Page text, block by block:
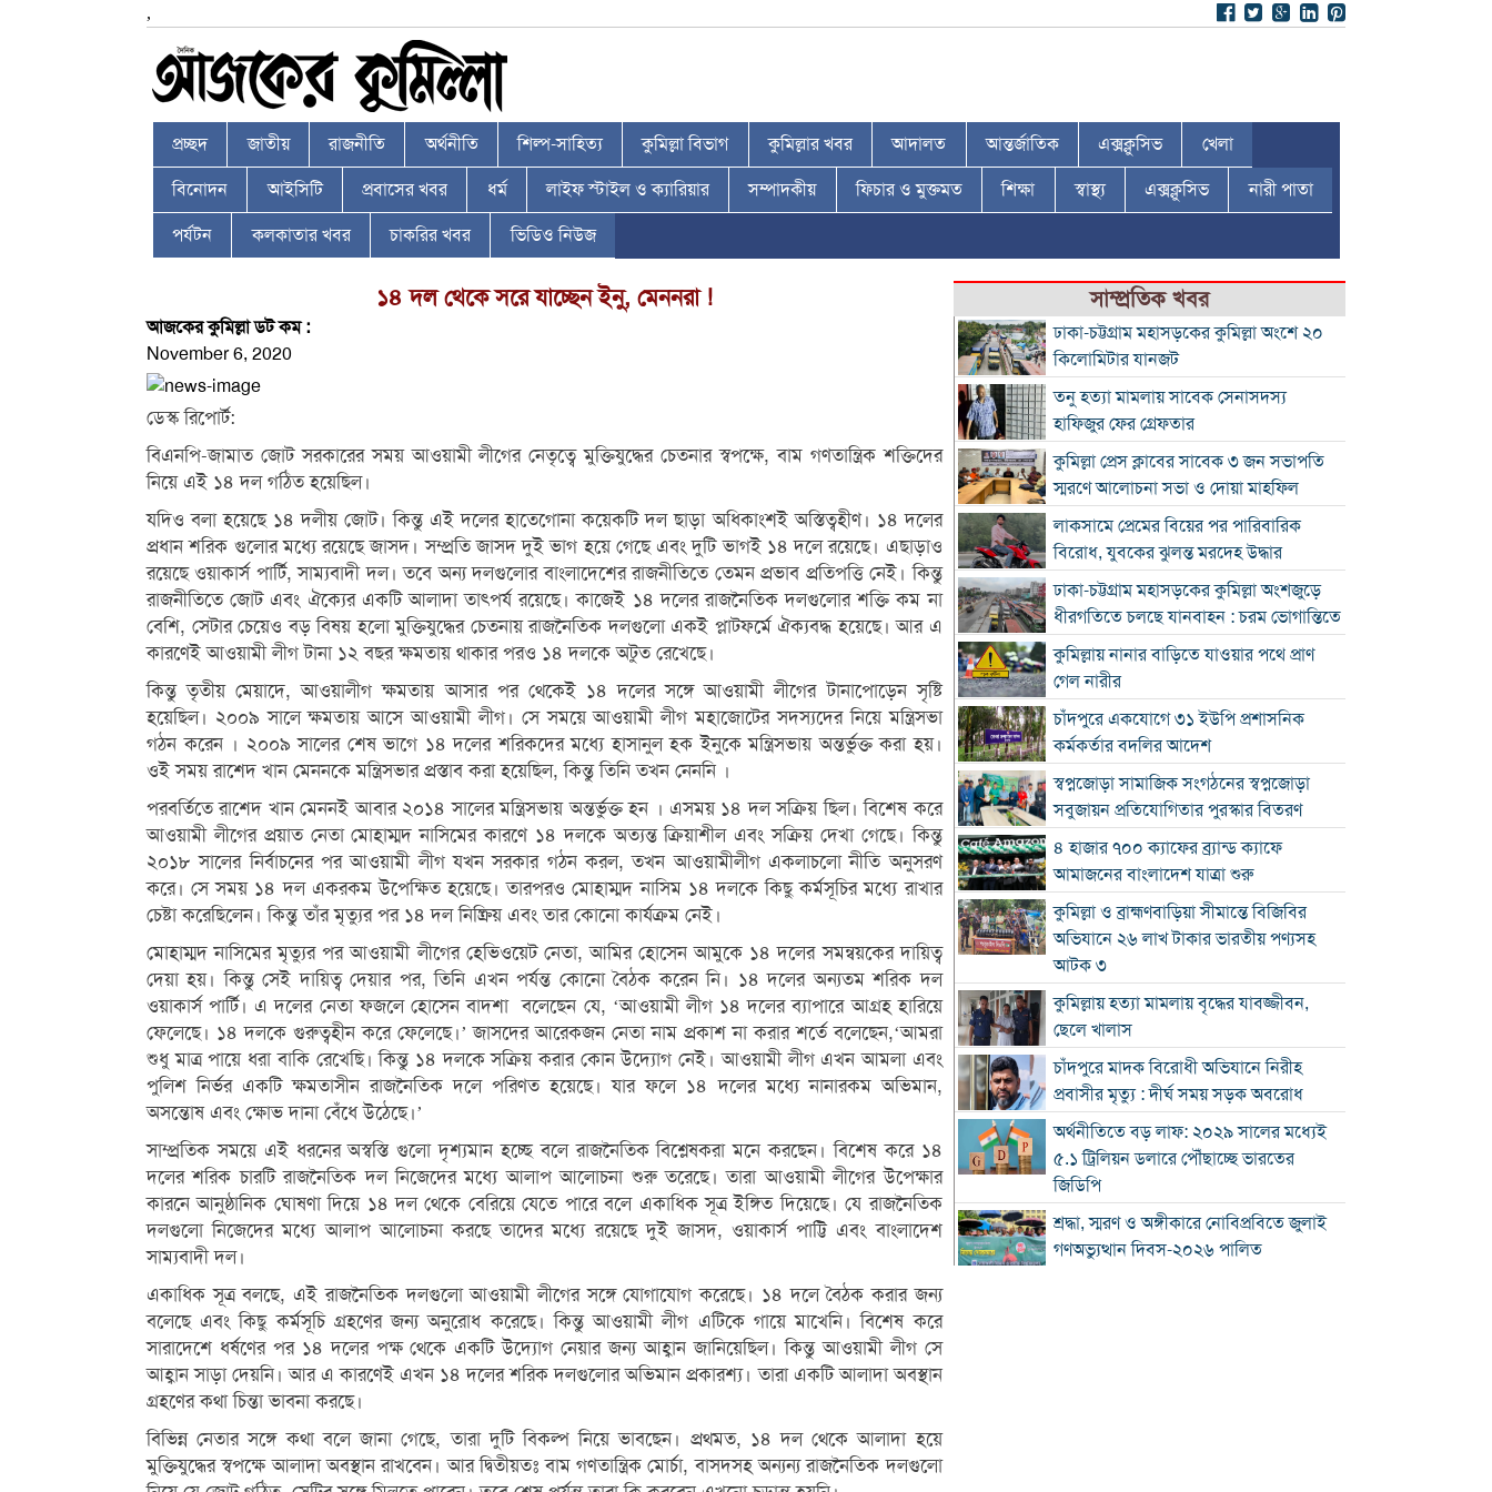
,
প্রচ্ছদ জাতীয় রাজনীতি অর্থনীতি শিল্প-সাহিত্য কুমিল্লা বিভাগ কুমিল্লার খবর আদালত আন্তর্জাতিক এক্সক্লুসিভ খেলা
বিনোদন আইসিটি প্রবাসের খবর ধর্ম লাইফ স্টাইল ও ক্যারিয়ার সম্পাদকীয় ফিচার ও মুক্তমত শিক্ষা স্বাস্থ্য এক্সক্লুসিভ নারী পাতা
পর্যটন কলকাতার খবর চাকরির খবর ভিডিও নিউজ
১৪ দল থেকে সরে যাচ্ছেন ইনু, মেননরা !
আজকের কুমিল্লা ডট কম :
November 6, 2020
ডেস্ক রিপোর্ট:
বিএনপি-জামাত জোট সরকারের সময় আওয়ামী লীগের নেতৃত্বে মুক্তিযুদ্ধের চেতনার স্বপক্ষে, বাম গণতান্ত্রিক শক্তিদের
নিয়ে এই ১৪ দল গঠিত হয়েছিল।
যদিও বলা হয়েছে ১৪ দলীয় জোট। কিন্তু এই দলের হাতেগোনা কয়েকটি দল ছাড়া অধিকাংশই অস্তিত্বহীণ। ১৪ দলের
প্রধান শরিক গুলোর মধ্যে রয়েছে জাসদ। সম্প্রতি জাসদ দুই ভাগ হয়ে গেছে এবং দুটি ভাগই ১৪ দলে রয়েছে। এছাড়াও
রয়েছে ওয়াকার্স পার্টি, সাম্যবাদী দল। তবে অন্য দলগুলোর বাংলাদেশের রাজনীতিতে তেমন প্রভাব প্রতিপত্তি নেই। কিন্তু
রাজনীতিতে জোট এবং ঐক্যের একটি আলাদা তাৎপর্য রয়েছে। কাজেই ১৪ দলের রাজনৈতিক দলগুলোর শক্তি কম না
বেশি, সেটার চেয়েও বড় বিষয় হলো মুক্তিযুদ্ধের চেতনায় রাজনৈতিক দলগুলো একই প্লাটফর্মে ঐক্যবদ্ধ হয়েছে। আর এ
কারণেই আওয়ামী লীগ টানা ১২ বছর ক্ষমতায় থাকার পরও ১৪ দলকে অটুত রেখেছে।
কিন্তু তৃতীয় মেয়াদে, আওয়ালীগ ক্ষমতায় আসার পর থেকেই ১৪ দলের সঙ্গে আওয়ামী লীগের টানাপোড়েন সৃষ্টি
হয়েছিল। ২০০৯ সালে ক্ষমতায় আসে আওয়ামী লীগ। সে সময়ে আওয়ামী লীগ মহাজোটের সদস্যদের নিয়ে মন্ত্রিসভা
গঠন করেন । ২০০৯ সালের শেষ ভাগে ১৪ দলের শরিকদের মধ্যে হাসানুল হক ইনুকে মন্ত্রিসভায় অন্তর্ভুক্ত করা হয়।
ওই সময় রাশেদ খান মেননকে মন্ত্রিসভার প্রস্তাব করা হয়েছিল, কিন্তু তিনি তখন নেননি ।
পরবর্তিতে রাশেদ খান মেননই আবার ২০১৪ সালের মন্ত্রিসভায় অন্তর্ভুক্ত হন । এসময় ১৪ দল সক্রিয় ছিল। বিশেষ করে
আওয়ামী লীগের প্রয়াত নেতা মোহাম্মদ নাসিমের কারণে ১৪ দলকে অত্যন্ত ক্রিয়াশীল এবং সক্রিয় দেখা গেছে। কিন্তু
২০১৮ সালের নির্বাচনের পর আওয়ামী লীগ যখন সরকার গঠন করল, তখন আওয়ামীলীগ একলাচলো নীতি অনুসরণ
করে। সে সময় ১৪ দল একরকম উপেক্ষিত হয়েছে। তারপরও মোহাম্মদ নাসিম ১৪ দলকে কিছু কর্মসূচির মধ্যে রাখার
চেষ্টা করেছিলেন। কিন্তু তাঁর মৃত্যুর পর ১৪ দল নিষ্ক্রিয় এবং তার কোনো কার্যক্রম নেই।
মোহাম্মদ নাসিমের মৃত্যুর পর আওয়ামী লীগের হেভিওয়েট নেতা, আমির হোসেন আমুকে ১৪ দলের সমন্বয়কের দায়িত্ব
দেয়া হয়। কিন্তু সেই দায়িত্ব দেয়ার পর, তিনি এখন পর্যন্ত কোনো বৈঠক করেন নি। ১৪ দলের অন্যতম শরিক দল
ওয়াকার্স পার্টি। এ দলের নেতা ফজলে হোসেন বাদশা বলেছেন যে, ‘আওয়ামী লীগ ১৪ দলের ব্যাপারে আগ্রহ হারিয়ে
ফেলেছে। ১৪ দলকে গুরুত্বহীন করে ফেলেছে।’ জাসদের আরেকজন নেতা নাম প্রকাশ না করার শর্তে বলেছেন,‘আমরা
শুধু মাত্র পায়ে ধরা বাকি রেখেছি। কিন্তু ১৪ দলকে সক্রিয় করার কোন উদ্যোগ নেই। আওয়ামী লীগ এখন আমলা এবং
পুলিশ নির্ভর একটি ক্ষমতাসীন রাজনৈতিক দলে পরিণত হয়েছে। যার ফলে ১৪ দলের মধ্যে নানারকম অভিমান,
অসন্তোষ এবং ক্ষোভ দানা বেঁধে উঠেছে।’
সাম্প্রতিক সময়ে এই ধরনের অস্বস্তি গুলো দৃশ্যমান হচ্ছে বলে রাজনৈতিক বিশ্লেষকরা মনে করছেন। বিশেষ করে ১৪
দলের শরিক চারটি রাজনৈতিক দল নিজেদের মধ্যে আলাপ আলোচনা শুরু তরেছে। তারা আওয়ামী লীগের উপেক্ষার
কারনে আনুষ্ঠানিক ঘোষণা দিয়ে ১৪ দল থেকে বেরিয়ে যেতে পারে বলে একাধিক সূত্র ইঙ্গিত দিয়েছে। যে রাজনৈতিক
দলগুলো নিজেদের মধ্যে আলাপ আলোচনা করছে তাদের মধ্যে রয়েছে দুই জাসদ, ওয়াকার্স পাট্টি এবং বাংলাদেশ
সাম্যবাদী দল।
একাধিক সূত্র বলছে, এই রাজনৈতিক দলগুলো আওয়ামী লীগের সঙ্গে যোগাযোগ করেছে। ১৪ দলে বৈঠক করার জন্য
বলেছে এবং কিছু কর্মসূচি গ্রহণের জন্য অনুরোধ করেছে। কিন্তু আওয়ামী লীগ এটিকে গায়ে মাখেনি। বিশেষ করে
সারাদেশে ধর্ষণের পর ১৪ দলের পক্ষ থেকে একটি উদ্যোগ নেয়ার জন্য আহ্বান জানিয়েছিল। কিন্তু আওয়ামী লীগ সে
আহ্বান সাড়া দেয়নি। আর এ কারণেই এখন ১৪ দলের শরিক দলগুলোর অভিমান প্রকারশ্য। তারা একটি আলাদা অবস্থান
গ্রহণের কথা চিন্তা ভাবনা করছে।
বিভিন্ন নেতার সঙ্গে কথা বলে জানা গেছে, তারা দুটি বিকল্প নিয়ে ভাবছেন। প্রথমত, ১৪ দল থেকে আলাদা হয়ে
মুক্তিযুদ্ধের স্বপক্ষে আলাদা অবস্থান রাখবেন। আর দ্বিতীয়তঃ বাম গণতান্ত্রিক মোর্চা, বাসদসহ অন্যন্য রাজনৈতিক দলগুলো
সাম্প্রতিক খবর
ঢাকা-চট্টগ্রাম মহাসড়কের কুমিল্লা অংশে ২০
কিলোমিটার যানজট
তনু হত্যা মামলায় সাবেক সেনাসদস্য
হাফিজুর ফের গ্রেফতার
কুমিল্লা প্রেস ক্লাবের সাবেক ৩ জন সভাপতি
স্মরণে আলোচনা সভা ও দোয়া মাহফিল
লাকসামে প্রেমের বিয়ের পর পারিবারিক
বিরোধ, যুবকের ঝুলন্ত মরদেহ উদ্ধার
ঢাকা-চট্টগ্রাম মহাসড়কের কুমিল্লা অংশজুড়ে
ধীরগতিতে চলছে যানবাহন : চরম ভোগান্তিতে
কুমিল্লায় নানার বাড়িতে যাওয়ার পথে প্রাণ
গেল নারীর
চাঁদপুরে একযোগে ৩১ ইউপি প্রশাসনিক
কর্মকর্তার বদলির আদেশ
স্বপ্নজোড়া সামাজিক সংগঠনের স্বপ্নজোড়া
সবুজায়ন প্রতিযোগিতার পুরস্কার বিতরণ
৪ হাজার ৭০০ ক্যাফের ব্র্যান্ড ক্যাফে
আমাজনের বাংলাদেশ যাত্রা শুরু
কুমিল্লা ও ব্রাহ্মণবাড়িয়া সীমান্তে বিজিবির
অভিযানে ২৬ লাখ টাকার ভারতীয় পণ্যসহ
আটক ৩
কুমিল্লায় হত্যা মামলায় বৃদ্ধের যাবজ্জীবন,
ছেলে খালাস
চাঁদপুরে মাদক বিরোধী অভিযানে নিরীহ
প্রবাসীর মৃত্যু : দীর্ঘ সময় সড়ক অবরোধ
অর্থনীতিতে বড় লাফ: ২০২৯ সালের মধ্যেই
৫.১ ট্রিলিয়ন ডলারে পৌঁছাচ্ছে ভারতের
জিডিপি
শ্রদ্ধা, স্মরণ ও অঙ্গীকারে নোবিপ্রবিতে জুলাই
গণঅভ্যুত্থান দিবস-২০২৬ পালিত